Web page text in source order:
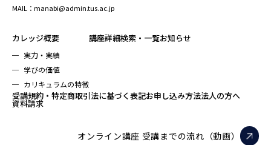
MAIL：manabi@admin.tus.ac.jp
カレッジ概要
実力・実績
学びの価値
カリキュラムの特徴
講座詳細検索・一覧お知らせ
受講規約・特定商取引法に基づく表記お申し込み方法法人の方へ
資料請求
オンライン講座 受講までの流れ（動画）